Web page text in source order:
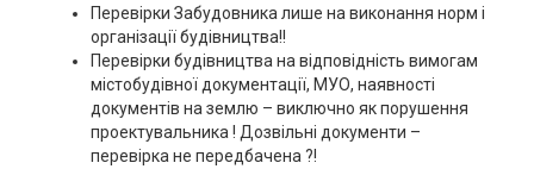
Перевірки Забудовника лише на виконання норм і
організації будівництва!!
Перевірки будівництва на відповідність вимогам
містобудівної документації, МУО, наявності
документів на землю – виключно як порушення
проектувальника ! Дозвільні документи –
перевірка не передбачена ?!